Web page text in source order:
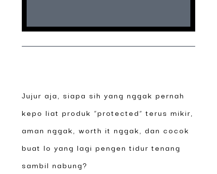
Jujur aja, siapa sih yang nggak pernah
kepo liat produk “protected” terus mikir,
aman nggak, worth it nggak, dan cocok
buat lo yang lagi pengen tidur tenang
sambil nabung?